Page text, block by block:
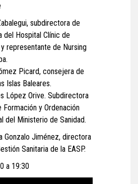
subdirectora de
del Hospital Clínic de
representante de Nursing
Picard, consejera de
Islas Baleares.
López Orive. Subdirectora
Formación y Ordenación
del Ministerio de Sanidad.
Gonzalo Jiménez, directora
Sanitaria de la EASP.
a 19:30